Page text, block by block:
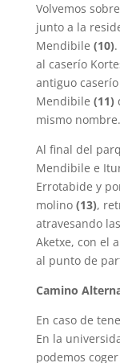
Volvemos
junto a la
Mendibile (10)
al caserío
antiguo
Mendibile (11)
mismo nombre.
Al final del
Mendibile e
Errotabide y
molino (13),
atravesando
Aketxe, con el
al punto de
Camino
En caso de
En la
podemos